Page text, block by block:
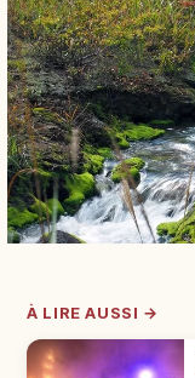
À LIRE AUSSI →